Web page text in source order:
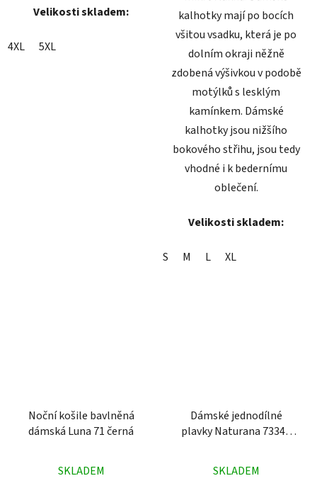
Velikosti skladem:
4XL 5XL
kalhotky mají po bocích
všitou vsadku, která je po
dolním okraji něžně
zdobená výšivkou v podobě
motýlků s lesklým
kamínkem. Dámské
kalhotky jsou nižšího
bokového střihu, jsou tedy
vhodné i k bedernímu
oblečení.
Velikosti skladem:
S M L XL
Noční košile bavlněná
dámská Luna 71 černá
hodnocení
SKLADEM
Dámské jednodílné
plavky Naturana 73341
hodnocení
SKLADEM